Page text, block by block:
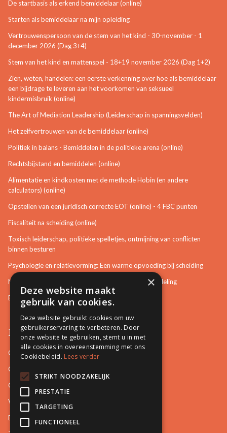
De startbasis als erkend bemiddelaar (online)
Starten als bemiddelaar na mijn opleiding
Vertrouwenspersoon van de stem van het kind - 30-november - 1
december 2026 (Dag 3+4)
Stem van het kind en mattenspel - 18+19 november 2026 (Dag 1+2)
Zien, weten, handelen: een eerste verkenning over hoe als bemiddelaar
een bijdrage te leveren aan het voorkomen van seksueel
kindermisbruik (online)
The Art of Mediation Leadership (Leiderschap in spanningsvelden)
Het zelfvertrouwen van de bemiddelaar (online)
Politiek in balans - Bemiddelen in de politieke arena (online)
Rechtsbijstand en bemiddelen (online)
Alimentatie en kindkosten met de methode Hobin (en andere
calculators) (online)
Opstellen van een juridisch correcte EOT (online) - 4 FBC punten
Fiscaliteit na scheiding (online)
Toxisch leiderschap, politieke spelletjes, ontmijning van conflicten
binnen besturen
Psychologie en relatievorming: Een warme opvoeding bij scheiding
Neurotisch of afwijkend gedrag herkennen in bemiddeling
Bemiddeling in bouwzaken
Pro Mediation
Contact
Over ons
Onze docenten
Video's
Blog
×
Deze website maakt
gebruik van cookies.
Deze website gebruikt cookies om uw
gebruikerservaring te verbeteren. Door
onze website te gebruiken, stemt u in met
alle cookies in overeenstemming met ons
Cookiebeleid. Lees verder
STRIKT NOODZAKELIJK
PRESTATIE
TARGETING
FUNCTIONEEL